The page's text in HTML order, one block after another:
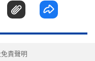
責聲明